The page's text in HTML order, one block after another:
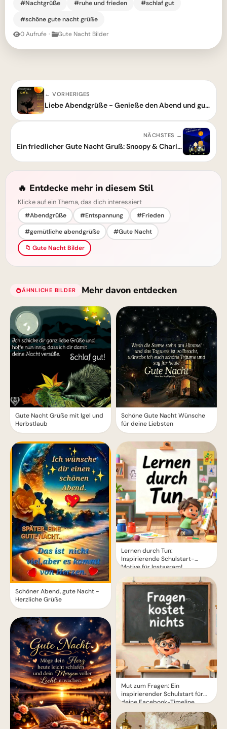
#Nachtgrüße
#ruhe und frieden
#schlaf gut
#schöne gute nacht grüße
0 Aufrufe · Gute Nacht Bilder
← VORHERIGES
Liebe Abendgrüße - Genieße den Abend und gute Nacht
NÄCHSTES →
Ein friedlicher Gute Nacht Gruß: Snoopy & Charlie Brown im Mondschein
🔥 Entdecke mehr in diesem Stil
Klicke auf ein Thema, das dich interessiert
#Abendgrüße #Entspannung
#Frieden
#gemütliche abendgrüße
#Gute Nacht
📁 Gute Nacht Bilder
ÄHNLICHE BILDER Mehr davon entdecken
Gute Nacht Grüße mit Igel und
Herbstlaub
Schöner Abend, gute Nacht -
Herzliche Grüße
Schöne Gute Nacht Wünsche
für deine Liebsten
Lernen durch Tun:
Inspirierende Schulstart-
Motive für Instagram!
Mut zum Fragen: Ein
inspirierender Schulstart für
deine Facebook-Timeline